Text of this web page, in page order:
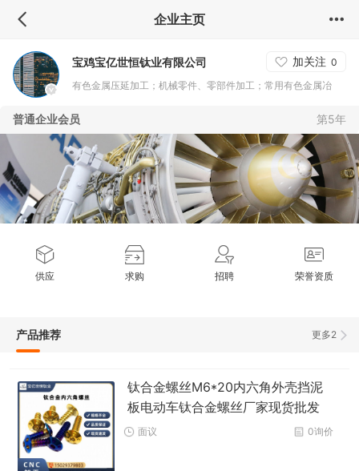
企业主页
宝鸡宝亿世恒钛业有限公司 加关注 0
有色金属压延加工；机械零件、零部件加工；常用有色金属冶
普通企业会员 第5年
供应 求购 招聘 荣誉资质
更多2
产品推荐
钛合金螺丝M6*20内六角外壳挡泥
板电动车钛合金螺丝厂家现货批发
0询价
面议